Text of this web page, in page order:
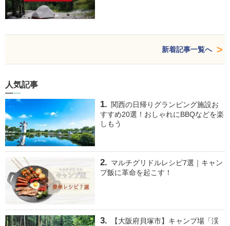
新着記事一覧へ
人気記事
関西の日帰りグランピング施設お
すすめ20選！おしゃれにBBQなどを楽
しもう
マルチグリドルレシピ7選｜キャン
プ飯に革命を起こす！
【大阪府貝塚市】キャンプ場「渓